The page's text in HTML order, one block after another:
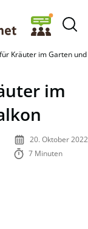
Kräuter im Garten und
im
20. Oktober 2022
7 Minuten